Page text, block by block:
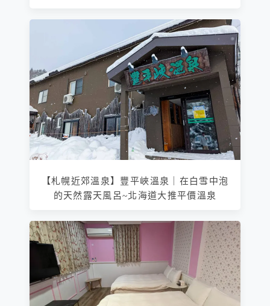
【札幌近郊溫泉】豐平峽溫泉｜在白雪中泡
的天然露天風呂~北海道大推平價溫泉